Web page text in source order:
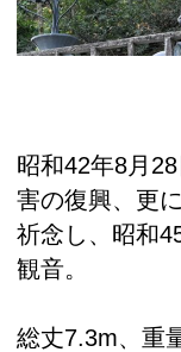
昭和42年8月
害の復興、更
祈念し、昭和
観音。
総丈7.3m、重